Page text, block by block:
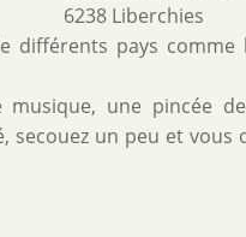
6238 Liberchies
pays comme
musique, une pincée
secouez un peu et vous